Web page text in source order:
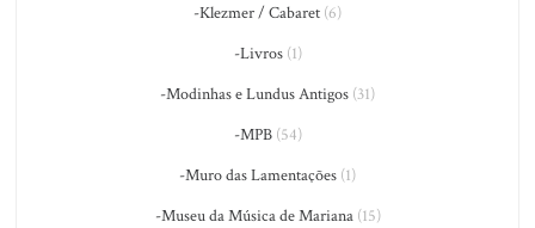
-Klezmer / Cabaret (6)
-Livros(1)
-Modinhas e Lundus Antigos (31)
-MPB(54)
-Muro das Lamentações (1)
-Museu da Música de Mariana(15)